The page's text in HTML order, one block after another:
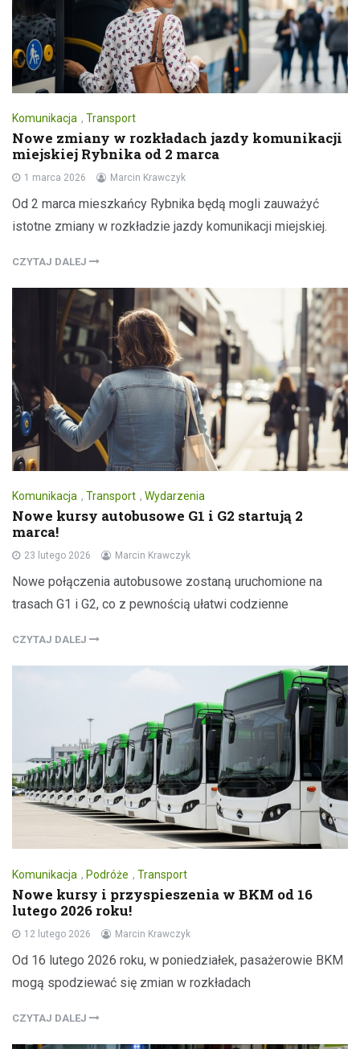
Komunikacja , Transport
Nowe zmiany w rozkładach jazdy komunikacji
miejskiej Rybnika od 2 marca
1 marca 2026 Marcin Krawczyk
Od 2 marca mieszkańcy Rybnika będą mogli zauważyć
istotne zmiany w rozkładzie jazdy komunikacji miejskiej.
CZYTAJ DALEJ
Komunikacja , Transport , Wydarzenia
Nowe kursy autobusowe G1 i G2 startują 2
marca!
23 lutego 2026 Marcin Krawczyk
Nowe połączenia autobusowe zostaną uruchomione na
trasach G1 i G2, co z pewnością ułatwi codzienne
CZYTAJ DALEJ
Komunikacja , Podróże , Transport
Nowe kursy i przyspieszenia w BKM od 16
lutego 2026 roku!
12 lutego 2026 Marcin Krawczyk
Od 16 lutego 2026 roku, w poniedziałek, pasażerowie BKM
mogą spodziewać się zmian w rozkładach
CZYTAJ DALEJ